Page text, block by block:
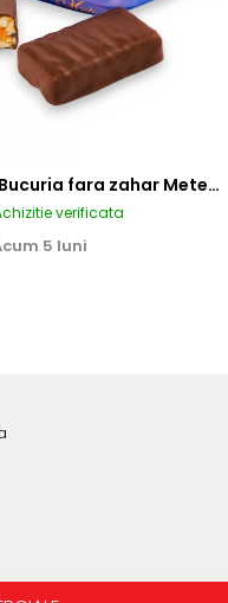
Bomboane Bucuria fara zahar Meteorit SANA 1/250 gr
verificata
5 luni